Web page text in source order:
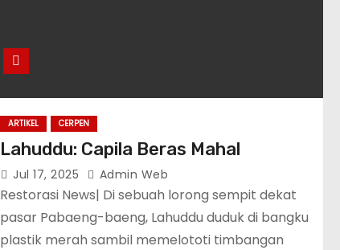
ARTIKEL CERPEN
Lahuddu: Capila Beras Mahal
Jul 17, 2025 Admin Web
Restorasi News| Di sebuah lorong sempit dekat
pasar Pabaeng-baeng, Lahuddu duduk di bangku
plastik merah sambil memelototi timbangan